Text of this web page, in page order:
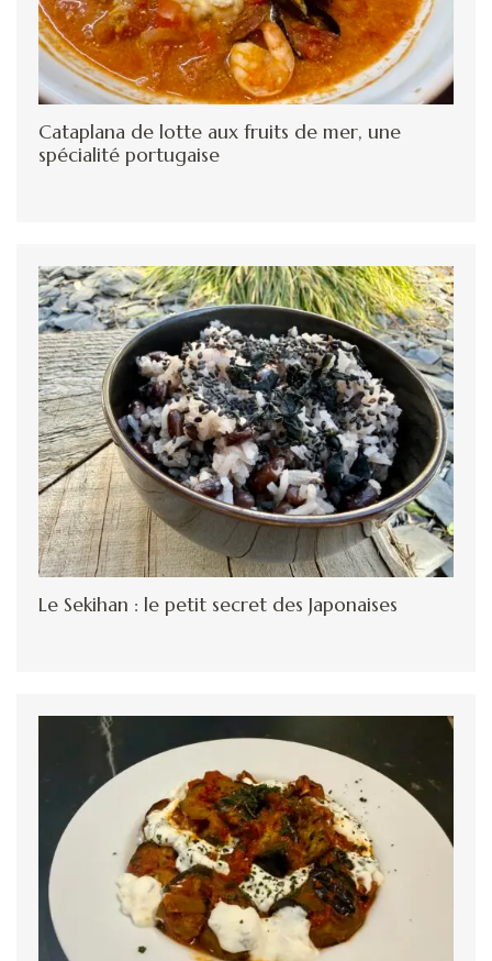
Cataplana de lotte aux fruits de mer, une
spécialité portugaise
Le Sekihan : le petit secret des Japonaises